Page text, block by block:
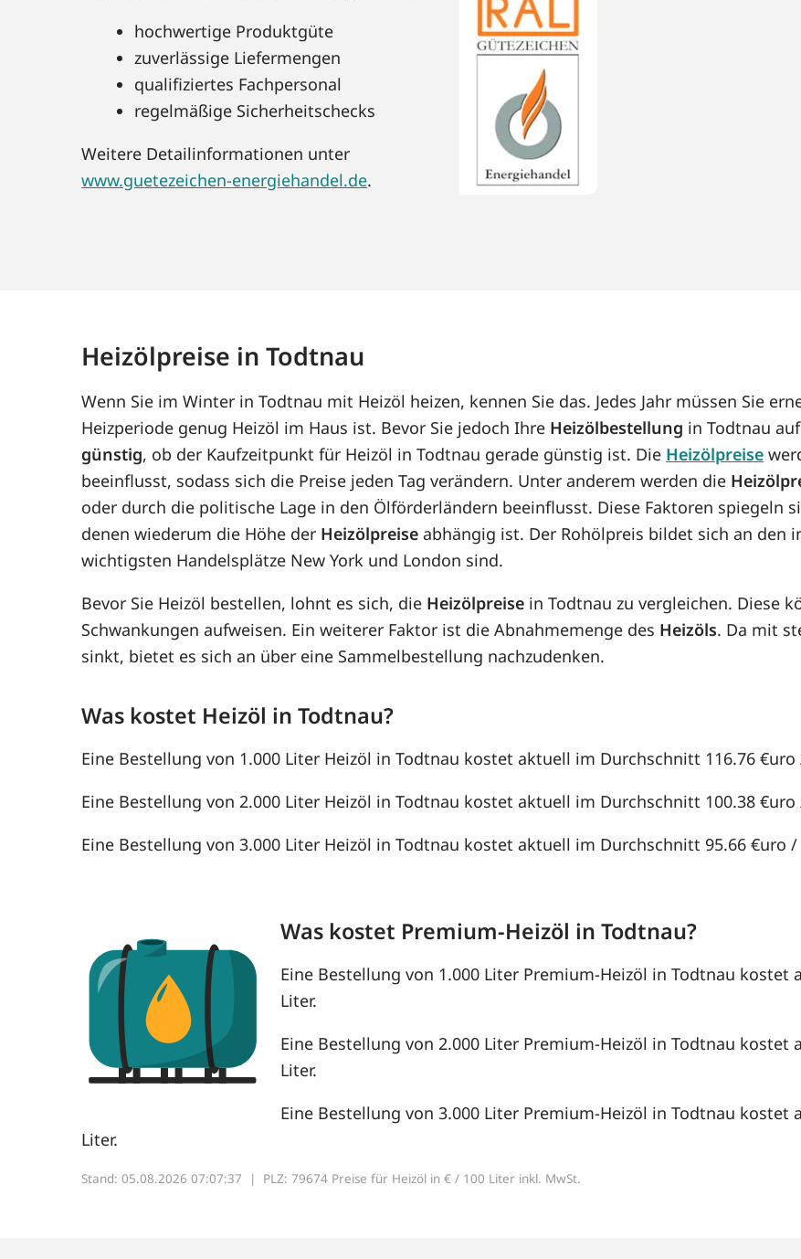
hochwertige Produktgüte
zuverlässige Liefermengen
qualifiziertes Fachpersonal
regelmäßige Sicherheitschecks
Weitere Detailinformationen unter
www.guetezeichen-energiehandel.de.
Heizölpreise in Todtnau
Wenn Sie im Winter in Todtnau mit Heizöl heizen, kennen Sie das. Jedes Jahr müssen Sie
Heizperiode genug Heizöl im Haus ist. Bevor Sie jedoch Ihre Heizölbestellung in Todtnau
günstig, ob der Kaufzeitpunkt für Heizöl in Todtnau gerade günstig ist. Die Heizölpreise
beeinflusst, sodass sich die Preise jeden Tag verändern. Unter anderem werden die
oder durch die politische Lage in den Ölförderländern beeinflusst. Diese Faktoren spiegeln
denen wiederum die Höhe der Heizölpreise abhängig ist. Der Rohölpreis bildet sich an den
wichtigsten Handelsplätze New York und London sind.
Bevor Sie Heizöl bestellen, lohnt es sich, die Heizölpreise in Todtnau zu vergleichen. Diese
Schwankungen aufweisen. Ein weiterer Faktor ist die Abnahmemenge des Heizöls. Da mit
sinkt, bietet es sich an über eine Sammelbestellung nachzudenken.
Was kostet Heizöl in Todtnau?
Eine Bestellung von 1.000 Liter Heizöl in Todtnau kostet aktuell im Durchschnitt 116.76 €uro
Eine Bestellung von 2.000 Liter Heizöl in Todtnau kostet aktuell im Durchschnitt 100.38 €uro
Eine Bestellung von 3.000 Liter Heizöl in Todtnau kostet aktuell im Durchschnitt 95.66 €uro /
Was kostet Premium-Heizöl in Todtnau?
Eine Bestellung von 1.000 Liter Premium-Heizöl in Todtnau
Liter.
Eine Bestellung von 2.000 Liter Premium-Heizöl in Todtnau
Liter.
Eine Bestellung von 3.000 Liter Premium-Heizöl in Todtnau
Liter.
Stand: 05.08.2026 07:07:37 | PLZ: 79674 Preise für Heizöl in € / 100 Liter inkl. MwSt.